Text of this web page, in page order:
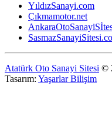
YıldızSanayi.com
Çıkmamotor.net
Atatürk Oto Sanayi Sitesi ©
Tasarım: Yaşarlar Bilişim